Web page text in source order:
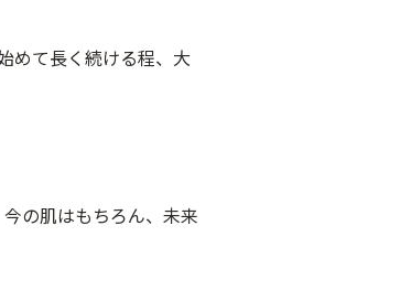
めて長く続ける程、大
の肌はもちろん、未来